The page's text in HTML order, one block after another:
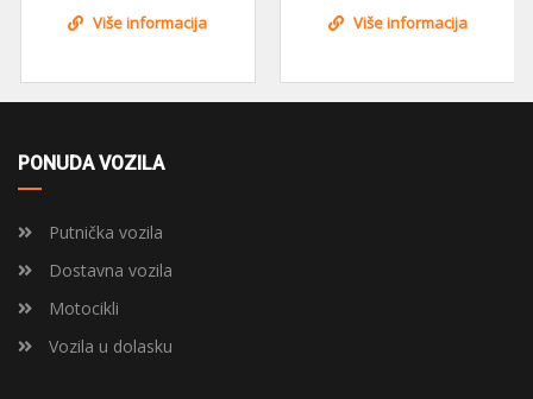
Više informacija Više informacija
PONUDA VOZILA
Putnička vozila
Dostavna vozila
Motocikli
Vozila u dolasku